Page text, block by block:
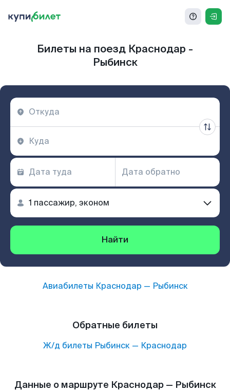
Билеты на поезд Краснодар -
Рыбинск
Найти
Авиабилеты Краснодар — Рыбинск
Обратные билеты
Ж/д билеты Рыбинск — Краснодар
Данные о маршруте Краснодар — Рыбинск